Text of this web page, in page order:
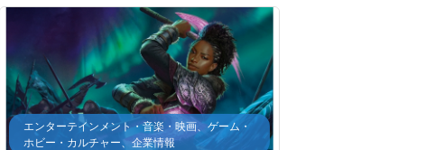
エンターテインメント・音楽・映画、ゲーム・
ホビー・カルチャー、企業情報